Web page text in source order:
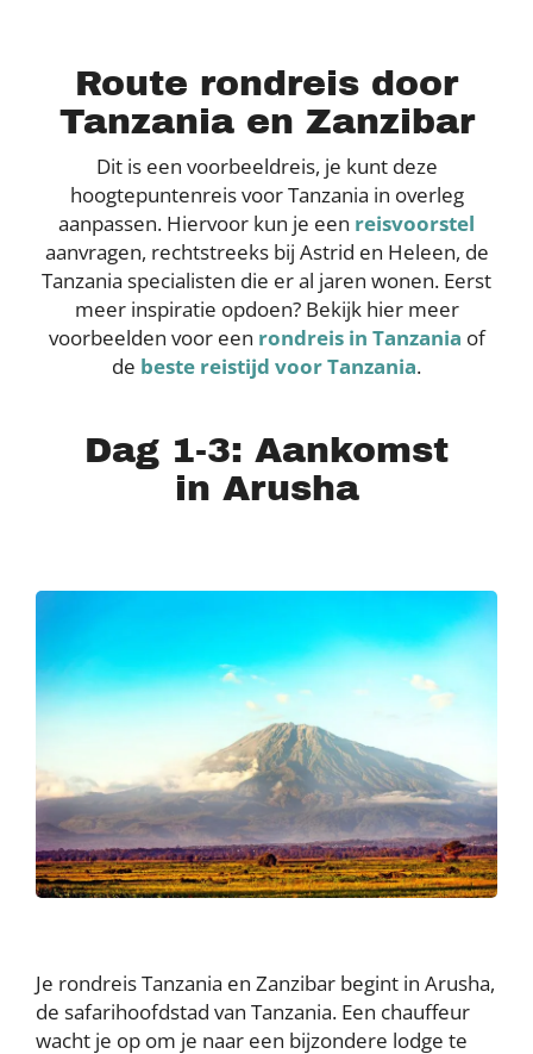
Route rondreis door
Tanzania en Zanzibar
Dit is een voorbeeldreis, je kunt deze
hoogtepuntenreis voor Tanzania in overleg
aanpassen. Hiervoor kun je een reisvoorstel
aanvragen, rechtstreeks bij Astrid en Heleen, de
Tanzania specialisten die er al jaren wonen. Eerst
meer inspiratie opdoen? Bekijk hier meer
voorbeelden voor een rondreis in Tanzania of
de beste reistijd voor Tanzania.
Dag 1-3: Aankomst
in Arusha
Je rondreis Tanzania en Zanzibar begint in Arusha,
de safarihoofdstad van Tanzania. Een chauffeur
wacht je op om je naar een bijzondere lodge te